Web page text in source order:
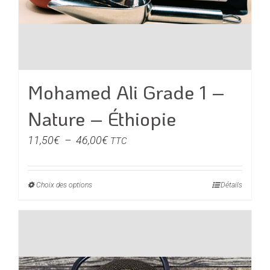
Mohamed Ali Grade 1 –
Nature – Éthiopie
11,50€ – 46,00€Plage
prix :
TTC
Choix des optionsCe
Détails